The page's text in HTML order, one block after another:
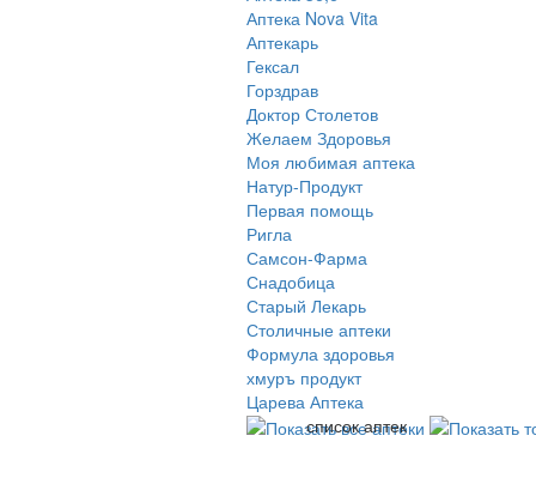
Аптека Nova Vita
Аптекарь
Гексал
Горздрав
Доктор Столетов
Желаем Здоровья
Моя любимая аптека
Натур-Продукт
Первая помощь
Ригла
Самсон-Фарма
Снадобица
Старый Лекарь
Столичные аптеки
Формула здоровья
хмуръ продукт
Царева Аптека
список аптек